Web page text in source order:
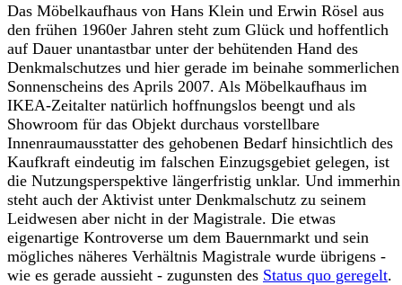
Das Möbelkaufhaus von Hans Klein und Erwin Rösel aus
den frühen 1960er Jahren steht zum Glück und hoffentlich
auf Dauer unantastbar unter der behütenden Hand des
Denkmalschutzes und hier gerade im beinahe sommerlichen
Sonnenscheins des Aprils 2007. Als Möbelkaufhaus im
IKEA-Zeitalter natürlich hoffnungslos beengt und als
Showroom für das Objekt durchaus vorstellbare
Innenraumausstatter des gehobenen Bedarf hinsichtlich des
Kaufkraft eindeutig im falschen Einzugsgebiet gelegen, ist
die Nutzungsperspektive längerfristig unklar. Und immerhin
steht auch der Aktivist unter Denkmalschutz zu seinem
Leidwesen aber nicht in der Magistrale. Die etwas
eigenartige Kontroverse um dem Bauernmarkt und sein
mögliches näheres Verhältnis Magistrale wurde übrigens -
wie es gerade aussieht - zugunsten des Status quo geregelt.